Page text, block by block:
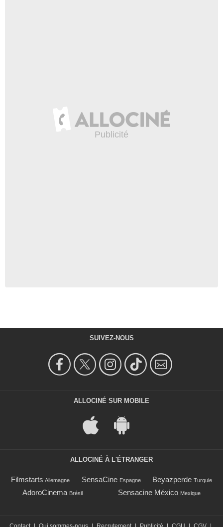
SUIVEZ-NOUS
ALLOCINÉ SUR MOBILE
ALLOCINÉ À L'ÉTRANGER
Filmstarts Allemagne SensaCine Espagne Beyazperde Turquie
AdoroCinema Brésil Sensacine México Mexique